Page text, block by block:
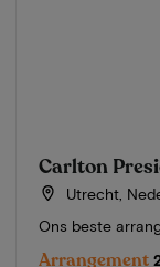
Carlton
Utrecht,
Ons beste
Arrangement